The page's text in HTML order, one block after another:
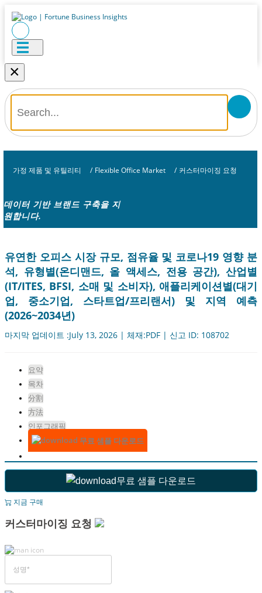
×
가정 제품 및 유틸리티 / Flexible Office Market / 커스터마이징 요청
데이터 기반 브랜드 구축을 지
원합니다.
유연한 오피스 시장 규모, 점유율 및 코로나19 영향 분
석, 유형별(온디맨드, 올 액세스, 전용 공간), 산업별
(IT/ITES, BFSI, 소매 및 소비자), 애플리케이션별(대기
업, 중소기업, 스타트업/프리랜서) 및 지역 예측
(2026~2034년)
마지막 업데이트 :July 13, 2026 | 체재:PDF | 신고 ID: 108702
요약
목차
分割
方法
인포그래픽
무료 샘플 다운로드
무료 샘플 다운로드
지금 구매
커스터마이징 요청